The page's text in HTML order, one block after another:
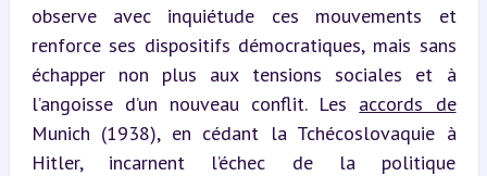
observe avec inquiétude ces mouvements et
renforce ses dispositifs démocratiques, mais sans
échapper non plus aux tensions sociales et à
l’angoisse d’un nouveau conflit. Les accords de
Munich (1938), en cédant la Tchécoslovaquie à
Hitler, incarnent l’échec de la politique